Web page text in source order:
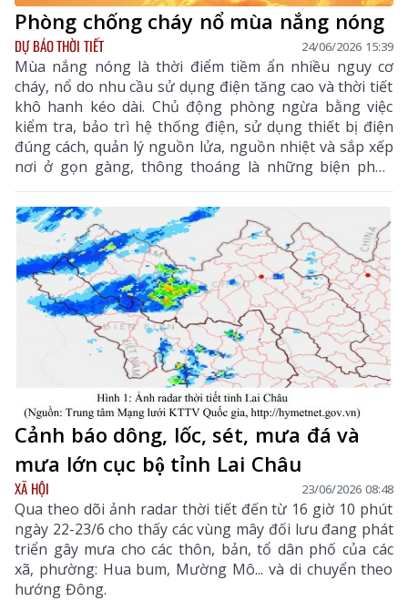
Phòng chống cháy nổ mùa nắng nóng
DỰ BÁO THỜI TIẾT 24/06/2026 15:39
Mùa nắng nóng là thời điểm tiềm ẩn nhiều nguy cơ
cháy, nổ do nhu cầu sử dụng điện tăng cao và thời tiết
khô hanh kéo dài. Chủ động phòng ngừa bằng việc
kiểm tra, bảo trì hệ thống điện, sử dụng thiết bị điện
đúng cách, quản lý nguồn lửa, nguồn nhiệt và sắp xếp
nơi ở gọn gàng, thông thoáng là những biện pháp
thiết thực giúp mỗi gia đình bảo vệ an toàn cho người
thân và tài sản.
Cảnh báo dông, lốc, sét, mưa đá và
mưa lớn cục bộ tỉnh Lai Châu
XÃ HỘI 23/06/2026 08:48
Qua theo dõi ảnh radar thời tiết đến từ 16 giờ 10 phút
ngày 22-23/6 cho thấy các vùng mây đối lưu đang phát
triển gây mưa cho các thôn, bản, tổ dân phố của các
xã, phường: Hua bum, Mường Mô... và di chuyển theo
hướng Đông.